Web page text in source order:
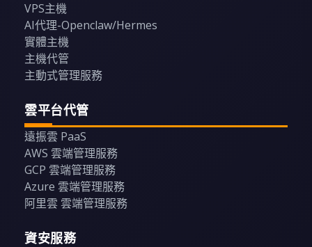
VPS主機
AI代理-Openclaw/Hermes
實體主機
主機代管
主動式管理服務
雲平台代管
遠振雲 PaaS
AWS 雲端管理服務
GCP 雲端管理服務
Azure 雲端管理服務
阿里雲 雲端管理服務
資安服務